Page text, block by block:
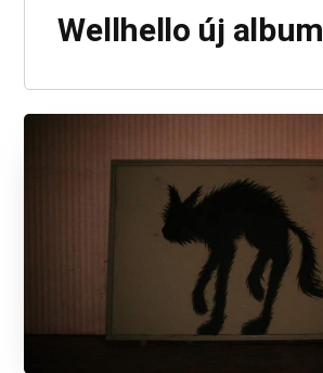
Wellhello új album